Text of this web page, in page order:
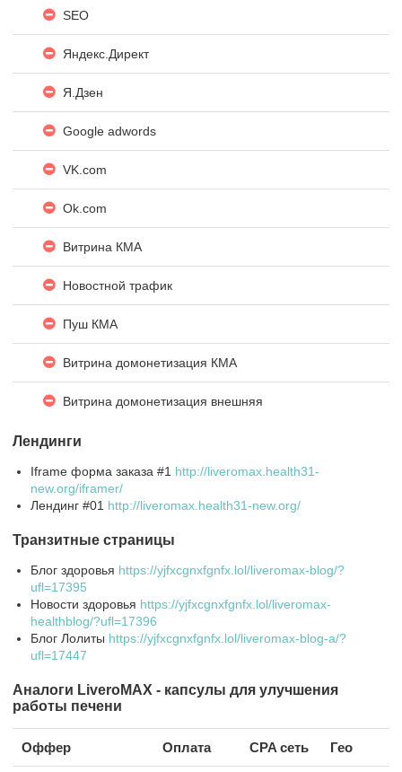
SEO
Яндекc.Директ
Я.Дзен
Google adwords
VK.com
Ok.com
Витрина КМА
Новостной трафик
Пуш КМА
Витрина домонетизация КМА
Витрина домонетизация внешняя
Лендинги
Iframe форма заказа #1 http://liveromax.health31-
new.org/iframer/
Лендинг #01 http://liveromax.health31-new.org/
Транзитные страницы
Блог здоровья https://yjfxcgnxfgnfx.lol/liveromax-blog/?
ufl=17395
Новости здоровья https://yjfxcgnxfgnfx.lol/liveromax-
healthblog/?ufl=17396
Блог Лолиты https://yjfxcgnxfgnfx.lol/liveromax-blog-a/?
ufl=17447
Аналоги LiveroMAX - капсулы для улучшения
работы печени
Оффер Оплата CPA сеть Гео